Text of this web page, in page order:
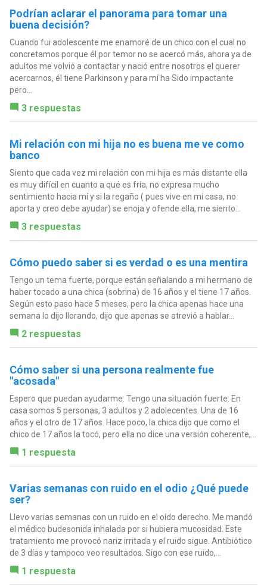
Podrían aclarar el panorama para tomar una
buena decisión?
Cuando fui adolescente me enamoré de un chico con el cual no
concretamos porque él por temor no se acercó más, ahora ya de
adultos me volvió a contactar y nació entre nosotros el querer
acercarnos, él tiene Parkinson y para mí ha Sido impactante
pero...
3 respuestas
Mi relación con mi hija no es buena me ve como
banco
Siento que cada vez mi relación con mi hija es más distante ella
es muy difícil en cuanto a qué es fría, no expresa mucho
sentimiento hacia mí y si la regaño ( pues vive en mi casa, no
aporta y creo debe ayudar) se enoja y ofende ella, me siento...
3 respuestas
Cómo puedo saber si es verdad o es una mentira
Tengo un tema fuerte, porque están señalando a mi hermano de
haber tocado a una chica (sobrina) de 16 años y el tiene 17 años.
Según esto paso hace 5 meses, pero la chica apenas hace una
semana lo dijo llorando, dijo que apenas se atrevió a hablar...
2 respuestas
Cómo saber si una persona realmente fue
"acosada"
Espero que puedan ayudarme. Tengo una situación fuerte. En
casa somos 5 personas, 3 adultos y 2 adolecentes. Una de 16
años y el otro de 17 años. Hace poco, la chica dijo que como el
chico de 17 años la tocó, pero ella no dice una versión coherente,...
1 respuesta
Varias semanas con ruido en el odio ¿Qué puede
ser?
Llevo varias semanas con un ruido en el oído derecho. Me mandó
el médico budesonida inhalada por si hubiera mucosidad. Este
tratamiento me provocó nariz irritada y el ruido sigue. Antibiótico
de 3 días y tampoco veo resultados. Sigo con ese ruido,...
1 respuesta